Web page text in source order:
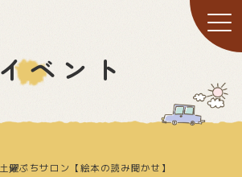
イベント
土曜ぷちサロン【絵本の読み聞かせ】